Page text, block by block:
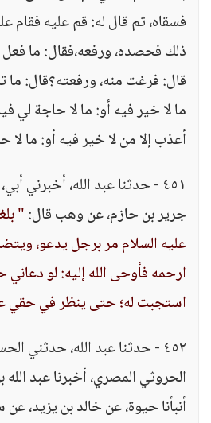
فسقاه، ثم قال له: قم عليه فقام
ذلك فحصده، ورفعه،فقال: ما
قال: فرغت منه، ورفعته؟قال: ما
ما لا خير فيه أو: ما لا حاجة لي
أعذب إلا من لا خير فيه أو: ما
٤٥١ - حدثنا عبد الله، أخبرني
جرير بن حازم، عن وهب قال:"
عليه السلام مر برجل يدعو،
ارحمه فأوحى الله إليه: لو
استجبت له؛ حتى ينظر في حقي
٤٥٢ - حدثنا عبد الله، حدثني
الحروثي المصري، أخبرنا عبد
أنبأنا حيوة، عن خالد بن يزيد،